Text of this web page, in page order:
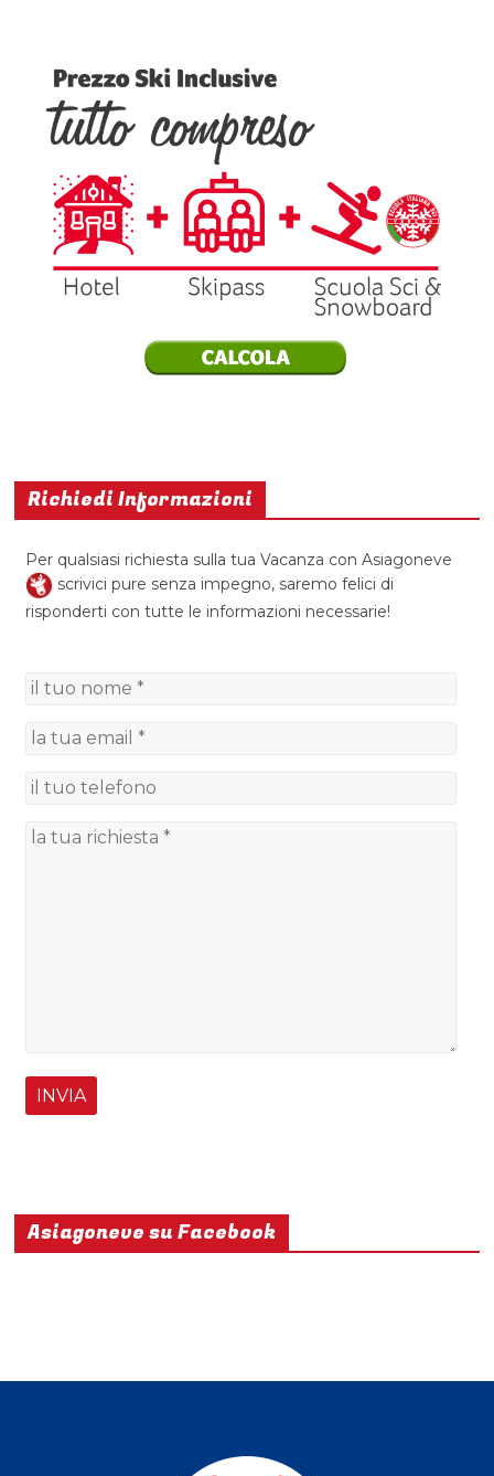
Richiedi Informazioni
Per qualsiasi richiesta sulla tua Vacanza con Asiagoneve
scrivici pure senza impegno, saremo felici di
risponderti con tutte le informazioni necessarie!
Asiagoneve su Facebook